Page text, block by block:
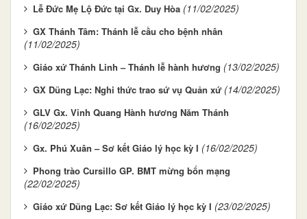
Lễ Đức Mẹ Lộ Đức tại Gx. Duy Hòa (11/02/2025)
GX Thánh Tâm: Thánh lễ cầu cho bệnh nhân
(11/02/2025)
Giáo xứ Thánh Linh – Thánh lễ hành hương (13/02/2025)
GX Dũng Lạc: Nghi thức trao sứ vụ Quản xứ (14/02/2025)
GLV Gx. Vinh Quang Hành hương Năm Thánh
(16/02/2025)
Gx. Phú Xuân – Sơ kết Giáo lý học kỳ I (16/02/2025)
Phong trào Cursillo GP. BMT mừng bổn mạng
(22/02/2025)
Giáo xứ Dũng Lạc: Sơ kết Giáo lý học kỳ I (23/02/2025)